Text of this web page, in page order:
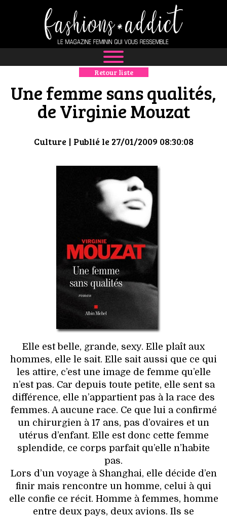
NEWS
MODE
BOUTIQUE
CULTURE
HIGH TECH
MAISON
AUTO
LIEUX TENDANCES
BEAUTÉ
MODE DE RUE
JEUNES CRÉATEURS
HISTOIRE DES MARQUES
DÉCO
VOYAGES & LOISIRS
Retour liste
Une femme sans qualités,
de Virginie Mouzat
Culture| Publié le 27/01/2009 08:30:08
Elle est belle, grande, sexy. Elle plaît aux
hommes, elle le sait. Elle sait aussi que ce qui
les attire, c’est une image de femme qu’elle
n’est pas. Car depuis toute petite, elle sent sa
différence, elle n’appartient pas à la race des
femmes. A aucune race. Ce que lui a confirmé
un chirurgien à 17 ans, pas d’ovaires et un
utérus d’enfant. Elle est donc cette femme
splendide, ce corps parfait qu’elle n’habite
pas.
Lors d’un voyage à Shanghai, elle décide d’en
finir mais rencontre un homme, celui à qui
elle confie ce récit. Homme à femmes, homme
entre deux pays, deux avions. Ils se